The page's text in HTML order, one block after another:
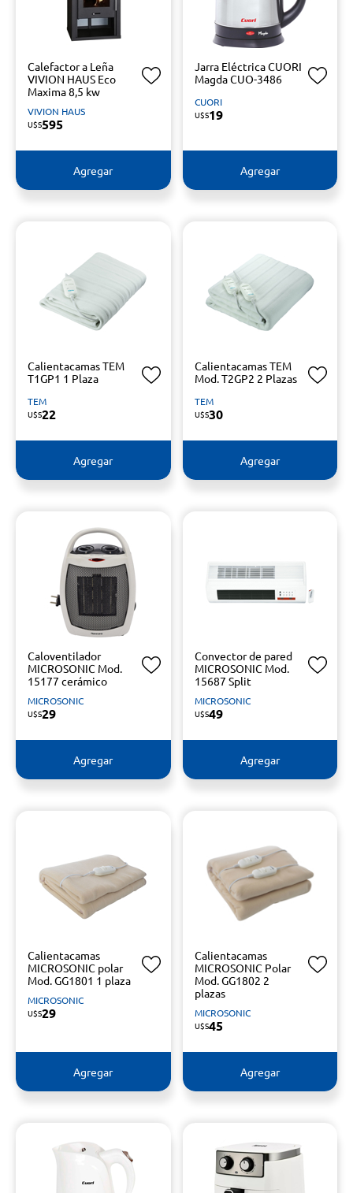
Calefactor a Leña
VIVION HAUS Eco
Maxima 8,5 kw
VIVION HAUS
U$S595
Agregar
Jarra Eléctrica CUORI
Magda CUO-3486
CUORI
U$S19
Agregar
Calientacamas TEM
T1GP1 1 Plaza
TEM
U$S22
Agregar
Calientacamas TEM
Mod. T2GP2 2 Plazas
TEM
U$S30
Agregar
Caloventilador
MICROSONIC Mod.
15177 cerámico
MICROSONIC
U$S29
Agregar
Convector de pared
MICROSONIC Mod.
15687 Split
MICROSONIC
U$S49
Agregar
Calientacamas
MICROSONIC polar
Mod. GG1801 1 plaza
MICROSONIC
U$S29
Agregar
Calientacamas
MICROSONIC Polar
Mod. GG1802 2
plazas
MICROSONIC
U$S45
Agregar